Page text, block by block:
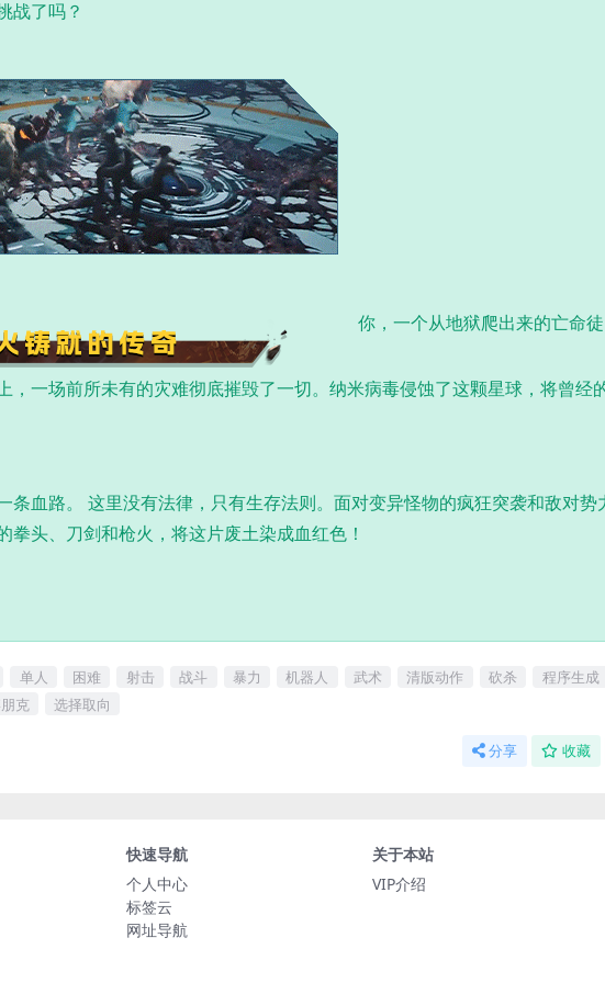
战了吗？
你，一个从地狱爬出来的亡命
，一场前所未有的灾难彻底摧毁了一切。纳米病毒侵蚀了这颗星球，将曾经
条血路。 这里没有法律，只有生存法则。面对变异怪物的疯狂突袭和敌对势
头、刀剑和枪火，将这片废土染成血红色！
单人 困难 射击 战斗 暴力 机器人 武术 清版动作 砍杀
程序生成
克 选择取向
分享 收藏
快速导航
个人中心
标签云
网址导航
关于本站
VIP介绍